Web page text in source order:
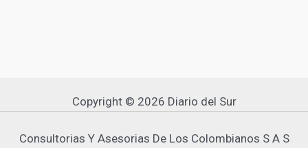
Copyright © 2026 Diario del Sur
Consultorias Y Asesorias De Los Colombianos S A S